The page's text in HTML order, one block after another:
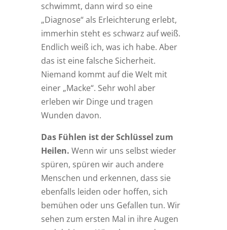
schwimmt, dann wird so eine
„Diagnose“ als Erleichterung erlebt,
immerhin steht es schwarz auf weiß.
Endlich weiß ich, was ich habe. Aber
das ist eine falsche Sicherheit.
Niemand kommt auf die Welt mit
einer „Macke“. Sehr wohl aber
erleben wir Dinge und tragen
Wunden davon.
Das Fühlen ist der Schlüssel zum
Heilen. Wenn wir uns selbst wieder
spüren, spüren wir auch andere
Menschen und erkennen, dass sie
ebenfalls leiden oder hoffen, sich
bemühen oder uns Gefallen tun. Wir
sehen zum ersten Mal in ihre Augen